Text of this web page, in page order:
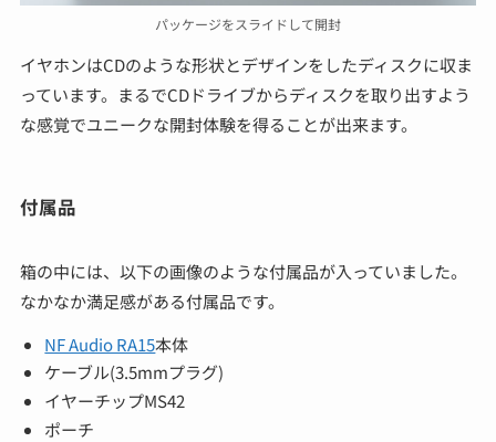
パッケージをスライドして開封
イヤホンはCDのような形状とデザインをしたディスクに収ま
っています。まるでCDドライブからディスクを取り出すよう
な感覚でユニークな開封体験を得ることが出来ます。
付属品
箱の中には、以下の画像のような付属品が入っていました。
なかなか満足感がある付属品です。
NF Audio RA15本体
ケーブル(3.5mmプラグ)
イヤーチップMS42
ポーチ